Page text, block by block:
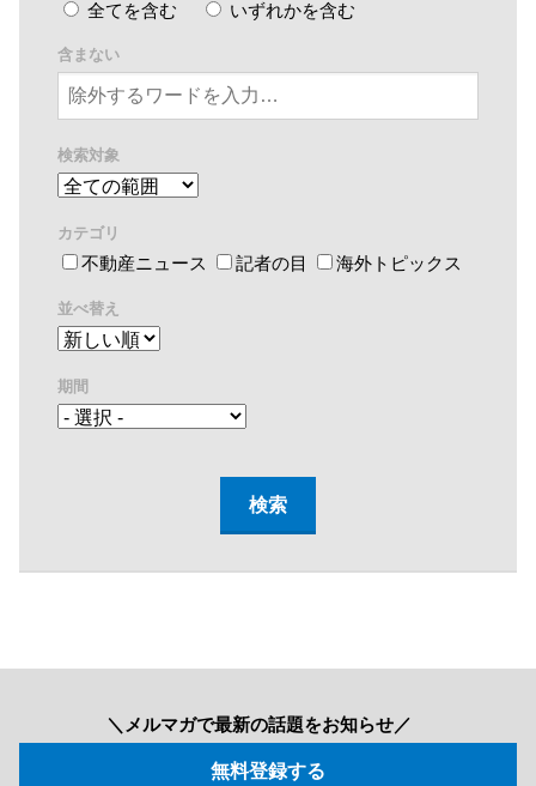
全てを含む いずれかを含む
含まない
検索対象
カテゴリ
不動産ニュース 記者の目 海外トピックス
並べ替え
期間
＼メルマガで最新の話題をお知らせ／